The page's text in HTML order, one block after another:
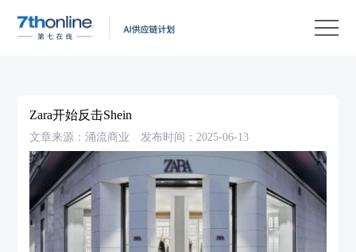
Zara开始反击Shein
文章来源：涌流商业 发布时间：2025-06-13